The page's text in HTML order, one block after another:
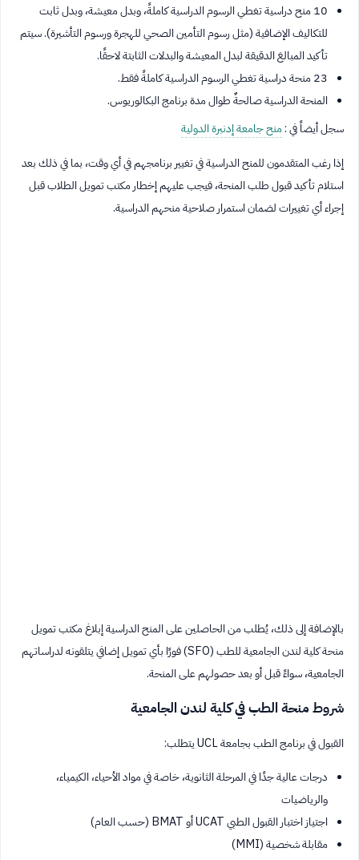
10 منح دراسية تغطي الرسوم الدراسية كاملةً، وبدل معيشة، وبدل ثابت
للتكاليف الإضافية (مثل رسوم التأمين الصحي للهجرة ورسوم التأشيرة). سيتم
تأكيد المبالغ الدقيقة لبدل المعيشة والبدلات الثابتة لاحقًا.
23 منحة دراسية تغطي الرسوم الدراسية كاملةً فقط.
المنحة الدراسية صالحةٌ طوال مدة برنامج البكالوريوس.
سجل أيضاً في :منح جامعة إدنبرة الدولية
إذا رغب المتقدمون للمنح الدراسية في تغيير برنامجهم في أي وقت، بما في ذلك بعد
استلام تأكيد قبول طلب المنحة، فيجب عليهم إخطار مكتب تمويل الطلاب قبل
إجراء أي تغييرات لضمان استمرار صلاحية منحهم الدراسية.
بالإضافة إلى ذلك، يُطلب من الحاصلين على المنح الدراسية إبلاغ مكتب تمويل
منحة كلية لندن الجامعية للطب (SFO) فورًا بأي تمويل إضافي يتلقونه لدراساتهم
الجامعية، سواءً قبل أو بعد حصولهم على المنحة.
شروط منحة الطب في كلية لندن الجامعية
القبول في برنامج الطب بجامعة UCL يتطلب:
درجات عالية جدًا في المرحلة الثانوية، خاصة في مواد الأحياء، الكيمياء،
والرياضيات
اجتياز اختبار القبول الطبي UCAT أو BMAT (حسب العام)
مقابلة شخصية (MMI)